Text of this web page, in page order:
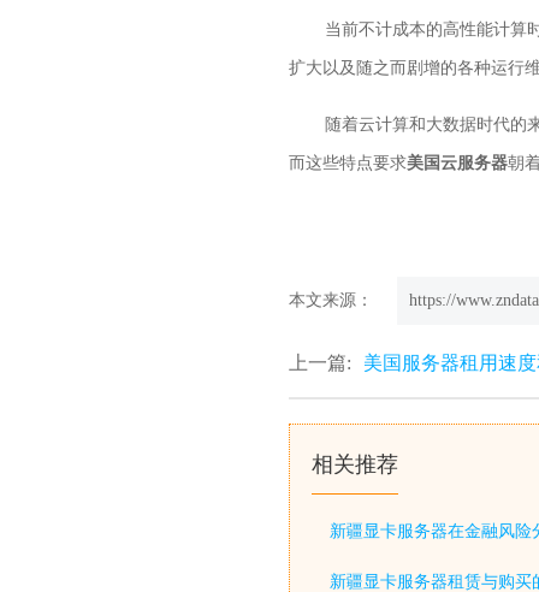
当前不计成本的高性能计算
扩大以及随之而剧增的各种运行
随着云计算和大数据时代的
而这些特点要求美国云服务器朝
本文来源： https://
上一篇: 美国服务器租用速
相关推荐
新疆显卡服务器在金融风险
新疆显卡服务器租赁与购买